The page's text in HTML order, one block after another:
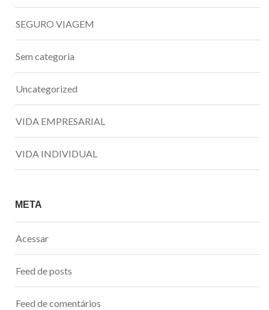
SEGURO VIAGEM
Sem categoria
Uncategorized
VIDA EMPRESARIAL
VIDA INDIVIDUAL
META
Acessar
Feed de posts
Feed de comentários